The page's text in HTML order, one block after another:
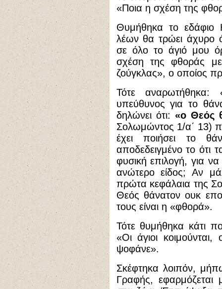
«Ποια η σχέση της
Θυμήθηκα το εδάφιο
λέων θα τρώει
σε όλο το άγιό μου
σχέση της φθοράς
ζούγκλας», ο οποίος
Τότε
υπεύθυνος για το
δηλώνει ότι: «ο Θεός
Σολωμώντος 1/α΄ 13)
έχει ποιήσει το
αποδεδειγμένο το
φυσική επιλογή, για
ανώτερο είδος; Αν
πρώτα κεφάλαια της
Θεός θάνατον ουκ
τους είναι η «φθορά».
Τότε θυμήθηκα κάτι
«Οι άγιοι
ψοφάνε».
Σκέφτηκα λοιπόν,
Γραφής,